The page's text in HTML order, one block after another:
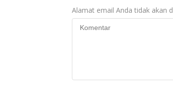
Alamat email Anda tidak akan